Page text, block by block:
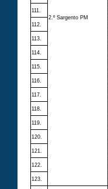
2.º Sargento PM
111.
112.
113.
114.
115.
116.
117.
118.
119.
120.
121.
122.
123.